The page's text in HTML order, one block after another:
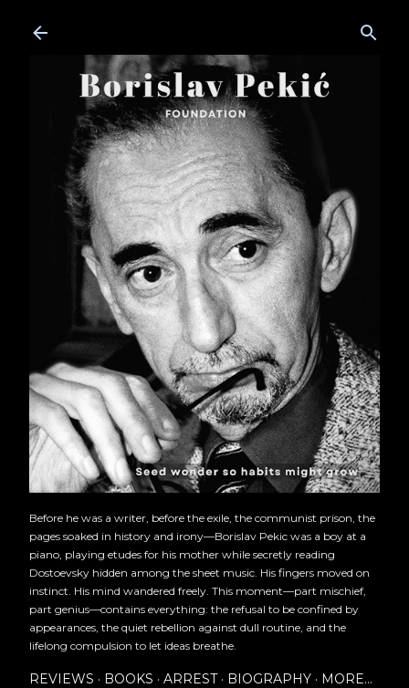
Before he was a writer, before the exile, the communist prison, the
pages soaked in history and irony—Borislav Pekic was a boy at a
piano, playing etudes for his mother while secretly reading
Dostoevsky hidden among the sheet music. His fingers moved on
instinct. His mind wandered freely. This moment—part mischief,
part genius—contains everything: the refusal to be confined by
appearances, the quiet rebellion against dull routine, and the
lifelong compulsion to let ideas breathe.
REVIEWS BOOKS ARREST BIOGRAPHY MORE…